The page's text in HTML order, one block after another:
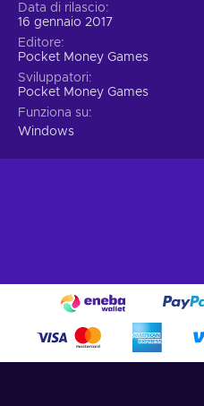
Data di rilascio
16 gennaio 2017
Editore
Pocket Money Games
Sviluppatori
Pocket Money Games
Funziona su
Windows